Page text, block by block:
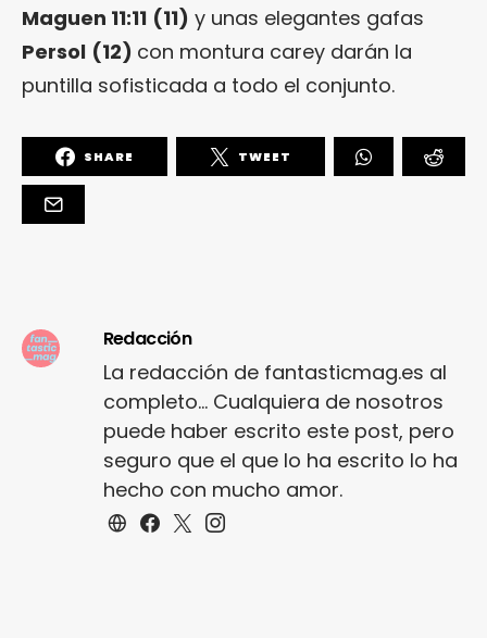
Maguen 11:11 (11) y unas elegantes gafas
Persol (12) con montura carey darán la
puntilla sofisticada a todo el conjunto.
SHARE TWEET
Redacción
La redacción de fantasticmag.es al
completo... Cualquiera de nosotros
puede haber escrito este post, pero
seguro que el que lo ha escrito lo ha
hecho con mucho amor.